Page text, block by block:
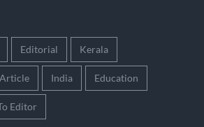
Editorial Kerala
Article India Education
Editor